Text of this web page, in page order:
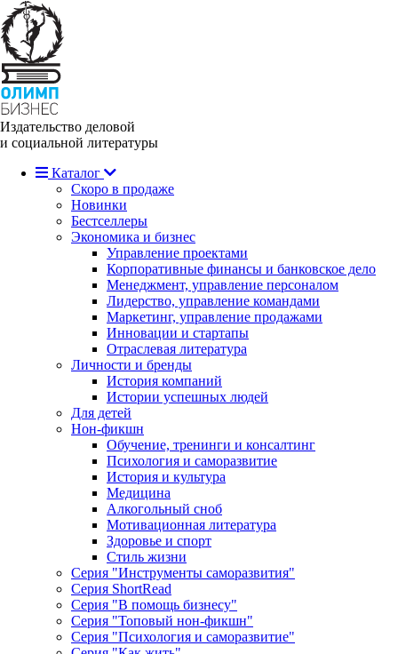
Издательство деловой
и социальной литературы
Каталог
Скоро в продаже
Новинки
Бестселлеры
Экономика и бизнес
Управление проектами
Корпоративные финансы и банковское дело
Менеджмент, управление персоналом
Лидерство, управление командами
Маркетинг, управление продажами
Инновации и стартапы
Отраслевая литература
Личности и бренды
История компаний
Истории успешных людей
Для детей
Нон-фикшн
Обучение, тренинги и консалтинг
Психология и саморазвитие
История и культура
Медицина
Алкогольный сноб
Мотивационная литература
Здоровье и спорт
Стиль жизни
Серия "Инструменты саморазвития"
Серия ShortRead
Серия "В помощь бизнесу"
Серия "Топовый нон-фикшн"
Серия "Психология и саморазвитие"